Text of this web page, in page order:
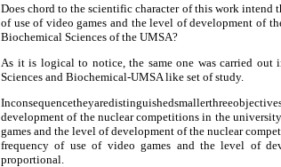
Does chord to the scientific character of this work
of use of video games and the level of development of
Biochemical Sciences of the UMSA?
As it is logical to notice, the same one was carried
Sciences and Biochemical-UMSA like set of study.
development of the nuclear competitions in the
games and the level of development of the nuclear
frequency of use of video games and the level of
proportional.